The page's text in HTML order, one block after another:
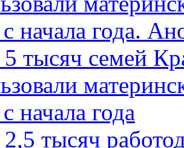
с начала года.
тысяч семей
начала года
тысяч